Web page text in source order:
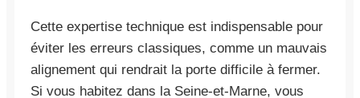
Cette expertise technique est indispensable pour
éviter les erreurs classiques, comme un mauvais
alignement qui rendrait la porte difficile à fermer.
Si vous habitez dans la Seine-et-Marne, vous